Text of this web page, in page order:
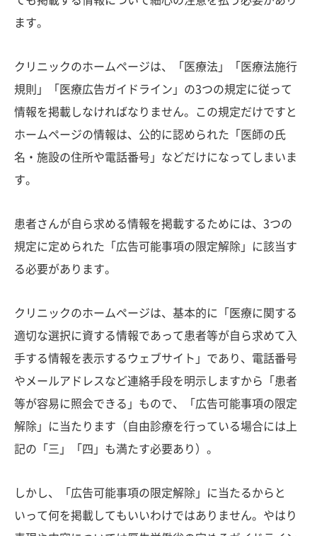
ます。
クリニックのホームページは、「医療法」「医療法施行
規則」「医療広告ガイドライン」の3つの規定に従って
情報を掲載しなければなりません。この規定だけですと
ホームページの情報は、公的に認められた「医師の氏
名・施設の住所や電話番号」などだけになってしまいま
す。
患者さんが自ら求める情報を掲載するためには、3つの
規定に定められた「広告可能事項の限定解除」に該当す
る必要があります。
クリニックのホームページは、基本的に「医療に関する
適切な選択に資する情報であって患者等が自ら求めて入
手する情報を表示するウェブサイト」であり、電話番号
やメールアドレスなど連絡手段を明示しますから「患者
等が容易に照会できる」もので、「広告可能事項の限定
解除」に当たります（自由診療を行っている場合には上
記の「三」「四」も満たす必要あり）。
しかし、「広告可能事項の限定解除」に当たるからと
いって何を掲載してもいいわけではありません。やはり